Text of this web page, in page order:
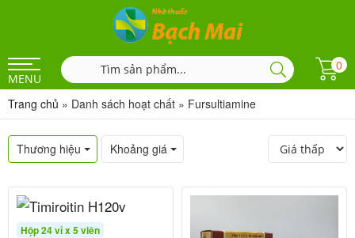
MENU
0
Trang chủ » Danh sách hoạt chất » Fursultiamine
Thương hiệu Khoảng giá
Hộp 24 vỉ x 5 viên